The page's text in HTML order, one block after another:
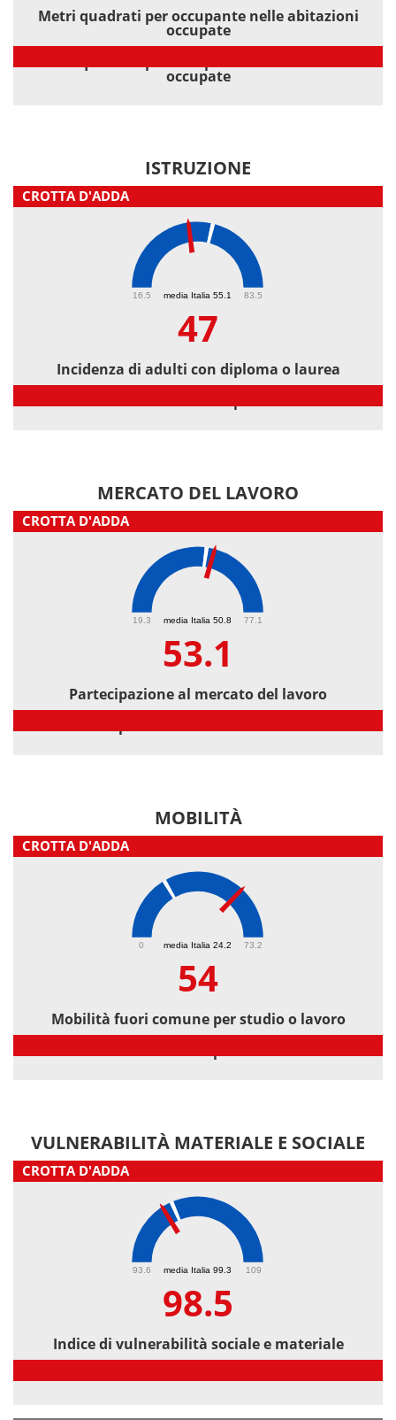
Metri quadrati per occupante nelle abitazioni
occupate
occupate
ISTRUZIONE
CROTTA D'ADDA
media Italia 55.1
16.5 83.5
47
Incidenza di adulti con diploma o laurea
MERCATO DEL LAVORO
CROTTA D'ADDA
media Italia 50.8
19.3 77.1
53.1
Partecipazione al mercato del lavoro
MOBILITÀ
CROTTA D'ADDA
media Italia 24.2
0 73.2
54
Mobilità fuori comune per studio o lavoro
VULNERABILITÀ MATERIALE E SOCIALE
CROTTA D'ADDA
media Italia 99.3
93.6 109
98.5
Indice di vulnerabilità sociale e materiale